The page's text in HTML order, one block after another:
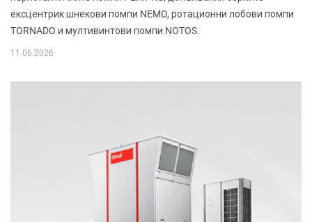
ексцентрик шнекови помпи NEMO, ротационни лобови помпи
TORNADO и мултивинтови помпи NOTOS.
11.06.2026